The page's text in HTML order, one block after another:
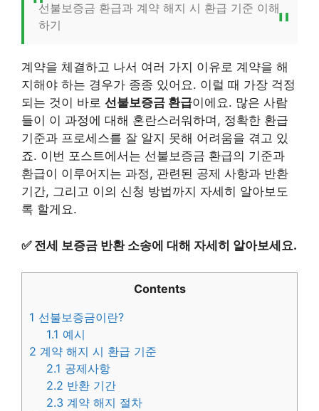
선불보증금 환급과 계약 해지 시 환급 기준 이해
하기
계약을 체결하고 나서 여러 가지 이유로 계약을 해
지해야 하는 경우가 종종 있어요. 이럴 때 가장 걱정
되는 것이 바로 선불보증금 환급이에요. 많은 사람
들이 이 과정에 대해 혼란스러워하며, 정확한 환급
기준과 프로세스를 잘 알지 못해 어려움을 겪고 있
죠. 이번 포스트에서는 선불보증금 환급의 기준과
환급이 이루어지는 과정, 관련된 공제 사항과 반환
기간, 그리고 이의 신청 방법까지 자세히 알아보도
록 할게요.
✅ 전세 보증금 반환 소송에 대해 자세히 알아보세요.
Contents
1 선불보증금이란?
1.1 예시
2 계약 해지 시 환급 기준
2.1 공제사항
2.2 반환 기간
2.3 계약 해지 절차